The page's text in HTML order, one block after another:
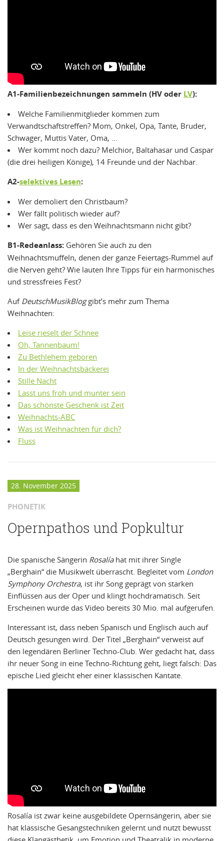
A1-Familienbezeichnungen sammeln (HV oder LV):
Welche Familienmitglieder kommen zum
Verwandtschaftstreffen? Mom, Onkel, Opa, Tante, Bruder,
Schwager, Muttis Vater, Oma, …
Wer kommt noch dazu? Melchior, Baltahasar und Caspar
(die drei heiligen Könige), 14 Freunde und der Nachbar.
A2-selektives Lesen:
Wer demoliert den Christbaum?
Wer fällt politisch wieder auf?
Wer sagt, dass es den Weihnachtsmann nicht gibt?
B1-Redeanlass: Gehören Sie auch zu den
Weihnachtsmuffeln, denen der ganze Feiertags-Rummel auf
die Nerven geht? Wie lauten Ihre Tipps für ein harmonisches
und stressfreies Fest?
Auf DeutschMusikBloggibt’s mehr zum Thema
Weihnachten:
Leise rieselt der Schnee
Oh, Tannenbaum!
Zu Bethlehem geboren
In der Weihnachtsbäckerei
Stille Nacht
Lasst uns froh und munter sein
Das schönste Geschenk ist Zeit
Weihnachts-ABC
Was ist Weihnachten für dich?
Fluss
28. November 2025
PHONETIK
Opernpathos und Popkultur
Die spanische Sängerin Rosalíahat mit ihrer Single
„Berghain“ die Musikwelt überrascht. Begleitet vom London
Symphony Orchestra, ist ihr Song geprägt von starken
Einflüssen aus der Oper und klingt hochdramatisch. Seit
Erscheinen wurde das Video bereits 30 Mio. mal aufgerufen.
Interessant ist, dass neben Spanisch und Englisch auch auf
Deutsch gesungen wird. Der Titel „Berghain“ verweist auf
den legendären Berliner Techno-Club. Wer gedacht hat, dass
ihr neuer Song in eine Techno-Richtung geht, liegt falsch: Das
epische Lied gleicht eher einer klassischen Kantate.
Rosalía ist zwar keine ausgebildete Opernsängerin, aber sie
hat klassische Gesangstechniken gelernt und nutzt bewusst